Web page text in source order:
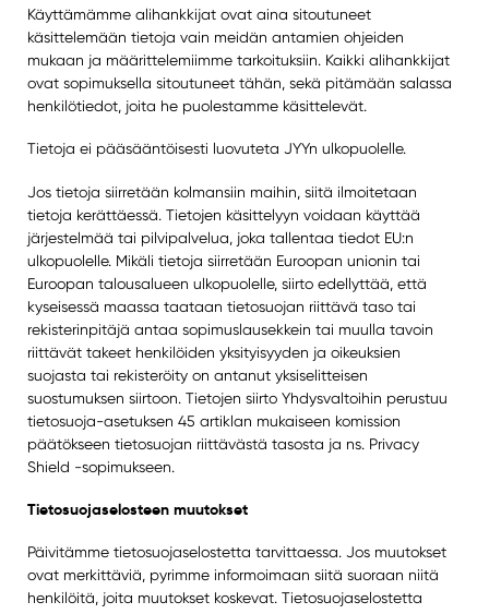
Käyttämämme alihankkijat ovat aina sitoutuneet
käsittelemään tietoja vain meidän antamien ohjeiden
mukaan ja määrittelemiimme tarkoituksiin. Kaikki alihankkijat
ovat sopimuksella sitoutuneet tähän, sekä pitämään salassa
henkilötiedot, joita he puolestamme käsittelevät.
Tietoja ei pääsääntöisesti luovuteta JYYn ulkopuolelle.
Jos tietoja siirretään kolmansiin maihin, siitä ilmoitetaan
tietoja kerättäessä. Tietojen käsittelyyn voidaan käyttää
järjestelmää tai pilvipalvelua, joka tallentaa tiedot EU:n
ulkopuolelle. Mikäli tietoja siirretään Euroopan unionin tai
Euroopan talousalueen ulkopuolelle, siirto edellyttää, että
kyseisessä maassa taataan tietosuojan riittävä taso tai
rekisterinpitäjä antaa sopimuslausekkein tai muulla tavoin
riittävät takeet henkilöiden yksityisyyden ja oikeuksien
suojasta tai rekisteröity on antanut yksiselitteisen
suostumuksen siirtoon. Tietojen siirto Yhdysvaltoihin perustuu
tietosuoja-asetuksen 45 artiklan mukaiseen komission
päätökseen tietosuojan riittävästä tasosta ja ns. Privacy
Shield -sopimukseen.
Tietosuojaselosteen muutokset
Päivitämme tietosuojaselostetta tarvittaessa. Jos muutokset
ovat merkittäviä, pyrimme informoimaan siitä suoraan niitä
henkilöitä, joita muutokset koskevat. Tietosuojaselostetta